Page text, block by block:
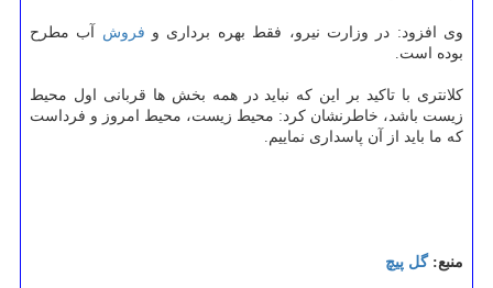
وی افزود: در وزارت نیرو، فقط بهره برداری و فروش آب مطرح
بوده است.
کلانتری با تاکید بر این که نباید در همه بخش ها قربانی اول محیط
زیست باشد، خاطرنشان کرد: محیط زیست، محیط امروز و فرداست
که ما باید از آن پاسداری نماییم.
منبع:گل پیچ